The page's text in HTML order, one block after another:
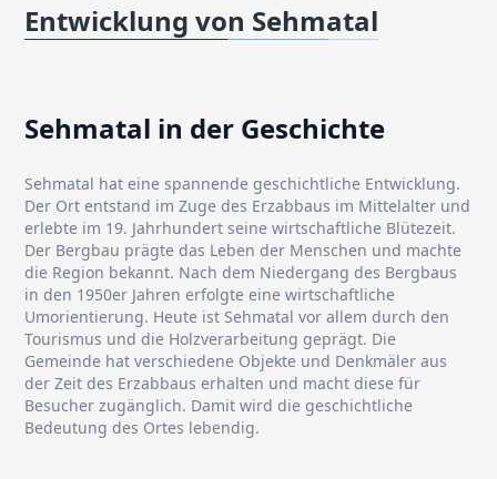
Entwicklung von Sehmatal
Sehmatal in der Geschichte
Sehmatal hat eine spannende geschichtliche Entwicklung.
Der Ort entstand im Zuge des Erzabbaus im Mittelalter und
erlebte im 19. Jahrhundert seine wirtschaftliche Blütezeit.
Der Bergbau prägte das Leben der Menschen und machte
die Region bekannt. Nach dem Niedergang des Bergbaus
in den 1950er Jahren erfolgte eine wirtschaftliche
Umorientierung. Heute ist Sehmatal vor allem durch den
Tourismus und die Holzverarbeitung geprägt. Die
Gemeinde hat verschiedene Objekte und Denkmäler aus
der Zeit des Erzabbaus erhalten und macht diese für
Besucher zugänglich. Damit wird die geschichtliche
Bedeutung des Ortes lebendig.